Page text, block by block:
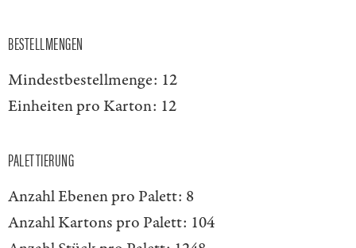
BESTELLMENGEN
Mindestbestellmenge: 12
Einheiten pro Karton: 12
PALETTIERUNG
Anzahl Ebenen pro Palett: 8
Anzahl Kartons pro Palett: 104